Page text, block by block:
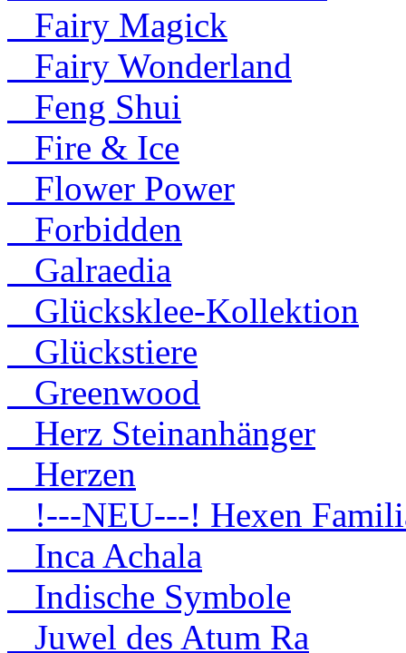
Fairy Magick
Fairy Wonderland
Feng Shui
Fire & Ice
Flower Power
Forbidden
Galraedia
Glücksklee-Kollektion
Glückstiere
Greenwood
Herz Steinanhänger
Herzen
!---NEU---! Hexen
Inca Achala
Indische Symbole
Juwel des Atum Ra